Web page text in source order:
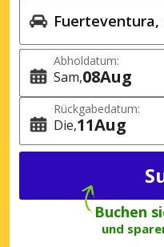
Abholdatum:
Sam 08Aug
Rückgabedatum:
Die 11Aug
Buchen
und